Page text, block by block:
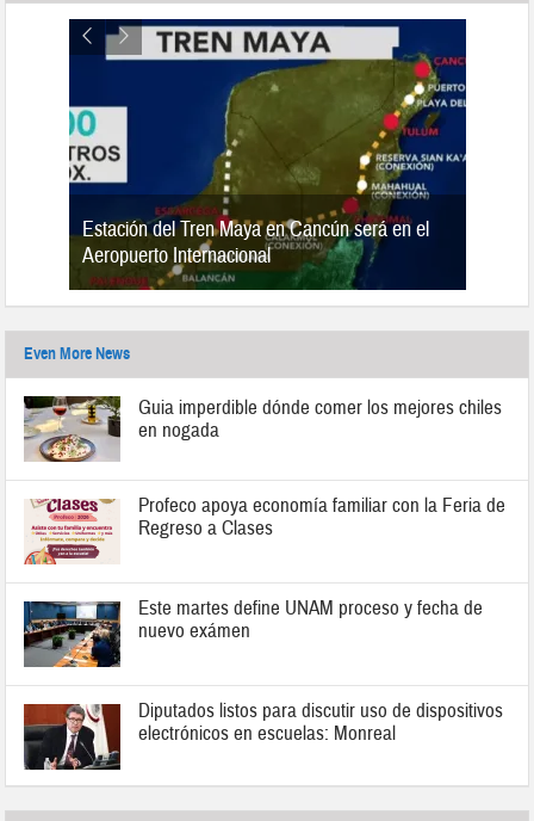
Estación del Tren Maya en Cancún será en el
Aeropuerto Internacional
Even More News
Guia imperdible dónde comer los mejores chiles
en nogada
Profeco apoya economía familiar con la Feria de
Regreso a Clases
Este martes define UNAM proceso y fecha de
nuevo exámen
Diputados listos para discutir uso de dispositivos
electrónicos en escuelas: Monreal